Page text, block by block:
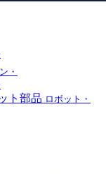
・
ロボット・